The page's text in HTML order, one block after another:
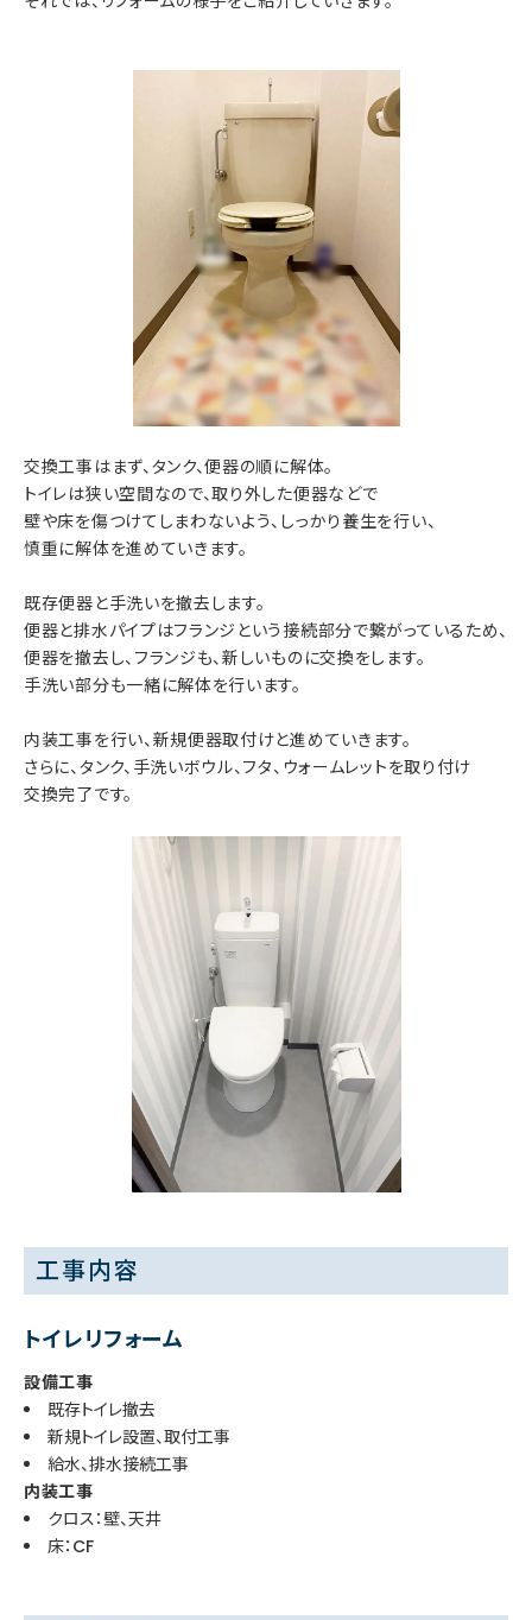
交換工事はまず、タンク、便器の順に解体。
トイレは狭い空間なので、取り外した便器などで
壁や床を傷つけてしまわないよう、しっかり養生を行い、
慎重に解体を進めていきます。
既存便器と手洗いを撤去します。
便器と排水パイプはフランジという接続部分で繋がっているため、
便器を撤去し、フランジも、新しいものに交換をします。
手洗い部分も一緒に解体を行います。
内装工事を行い、新規便器取付けと進めていきます。
さらに、タンク、手洗いボウル、フタ、ウォームレットを取り付け
交換完了です。
工事内容
トイレリフォーム
設備工事
既存トイレ撤去
新規トイレ設置、取付工事
給水、排水接続工事
内装工事
クロス：壁、天井
床：CF